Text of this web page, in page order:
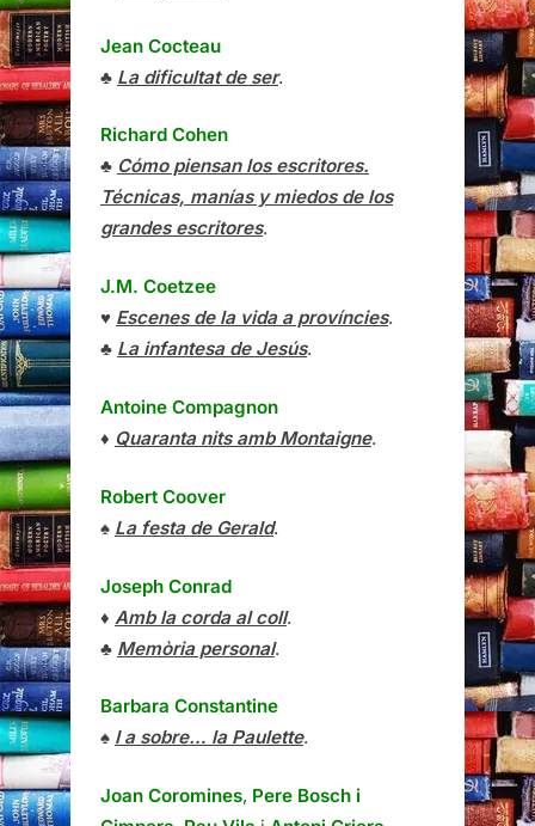
Jean Cocteau
♣ La dificultat de ser.
Richard Cohen
♣ Cómo piensan los escritores.
Técnicas, manías y miedos de los
grandes escritores.
J.M. Coetzee
♥ Escenes de la vida a províncies.
♣ La infantesa de Jesús.
Antoine Compagnon
♦ Quaranta nits amb Montaigne.
Robert Coover
♠ La festa de Gerald.
Joseph Conrad
♦ Amb la corda al coll.
♣ Memòria personal.
Barbara Constantine
♠ I a sobre… la Paulette.
Joan Coromines, Pere Bosch i